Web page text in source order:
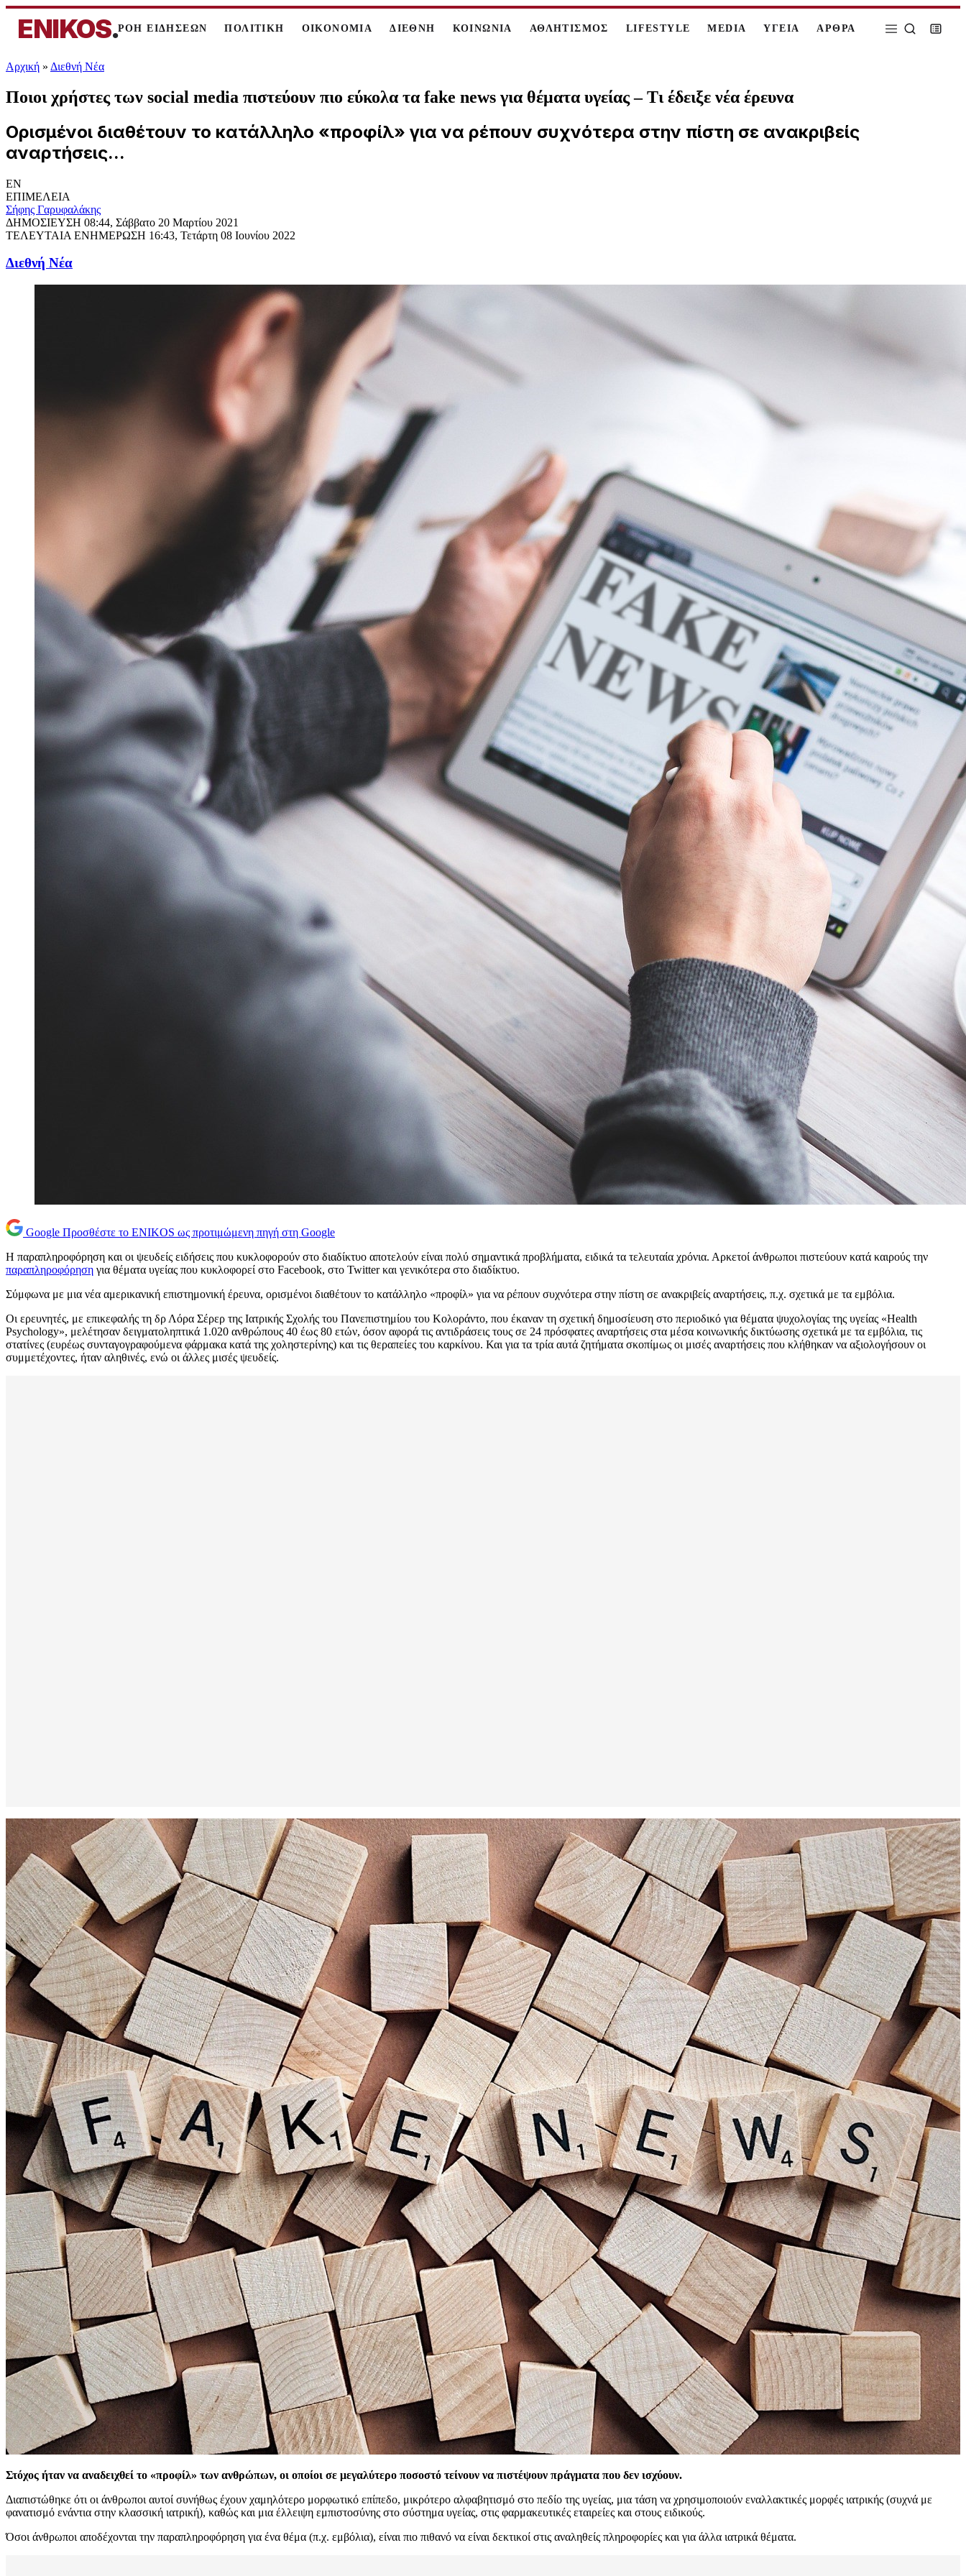
ENIKOS.ΡΟΗ ΕΙΔΗΣΕΩΝ ΠΟΛΙΤΙΚΗ ΟΙΚΟΝΟΜΙΑ ΔΙΕΘΝΗ ΚΟΙΝΩΝΙΑ ΑΘΛΗΤΙΣΜΟΣ LIFESTYLE MEDIA ΥΓΕΙΑ ΑΡΘΡΑ
Αρχική » Διεθνή Νέα
Ποιοι χρήστες των social media πιστεύουν πιο εύκολα τα fake news για θέματα υγείας – Τι έδειξε νέα έρευνα
Ορισμένοι διαθέτουν το κατάλληλο «προφίλ» για να ρέπουν συχνότερα στην πίστη σε ανακριβείς
αναρτήσεις...
EN
ΕΠΙΜΕΛΕΙΑ
Σήφης Γαρυφαλάκης
ΔΗΜΟΣΙΕΥΣΗ 08:44, Σάββατο 20 Μαρτίου 2021
ΤΕΛΕΥΤΑΙΑ ΕΝΗΜΕΡΩΣΗ 16:43, Τετάρτη 08 Ιουνίου 2022
Διεθνή Νέα
Google Προσθέστε το ENIKOS ως προτιμώμενη πηγή στη Google
Η παραπληροφόρηση και οι ψευδείς ειδήσεις που κυκλοφορούν στο διαδίκτυο αποτελούν είναι πολύ σημαντικά προβλήματα, ειδικά τα τελευταία χρόνια. Αρκετοί άνθρωποι πιστεύουν κατά καιρούς την
παραπληροφόρηση για θέματα υγείας που κυκλοφορεί στο Facebook, στο Twitter και γενικότερα στο διαδίκτυο.
Σύμφωνα με μια νέα αμερικανική επιστημονική έρευνα, ορισμένοι διαθέτουν το κατάλληλο «προφίλ» για να ρέπουν συχνότερα στην πίστη σε ανακριβείς αναρτήσεις, π.χ. σχετικά με τα εμβόλια.
Οι ερευνητές, με επικεφαλής τη δρ Λόρα Σέρερ της Ιατρικής Σχολής του Πανεπιστημίου του Κολοράντο, που έκαναν τη σχετική δημοσίευση στο περιοδικό για θέματα ψυχολογίας της υγείας «Health
Psychology», μελέτησαν δειγματοληπτικά 1.020 ανθρώπους 40 έως 80 ετών, όσον αφορά τις αντιδράσεις τους σε 24 πρόσφατες αναρτήσεις στα μέσα κοινωνικής δικτύωσης σχετικά με τα εμβόλια, τις
στατίνες (ευρέως συνταγογραφούμενα φάρμακα κατά της χοληστερίνης) και τις θεραπείες του καρκίνου. Και για τα τρία αυτά ζητήματα σκοπίμως οι μισές αναρτήσεις που κλήθηκαν να αξιολογήσουν οι
συμμετέχοντες, ήταν αληθινές, ενώ οι άλλες μισές ψευδείς.
Στόχος ήταν να αναδειχθεί το «προφίλ» των ανθρώπων, οι οποίοι σε μεγαλύτερο ποσοστό τείνουν να πιστέψουν πράγματα που δεν ισχύουν.
Διαπιστώθηκε ότι οι άνθρωποι αυτοί συνήθως έχουν χαμηλότερο μορφωτικό επίπεδο, μικρότερο αλφαβητισμό στο πεδίο της υγείας, μια τάση να χρησιμοποιούν εναλλακτικές μορφές ιατρικής (συχνά με
φανατισμό ενάντια στην κλασσική ιατρική), καθώς και μια έλλειψη εμπιστοσύνης στο σύστημα υγείας, στις φαρμακευτικές εταιρείες και στους ειδικούς.
Όσοι άνθρωποι αποδέχονται την παραπληροφόρηση για ένα θέμα (π.χ. εμβόλια), είναι πιο πιθανό να είναι δεκτικοί στις αναληθείς πληροφορίες και για άλλα ιατρικά θέματα.